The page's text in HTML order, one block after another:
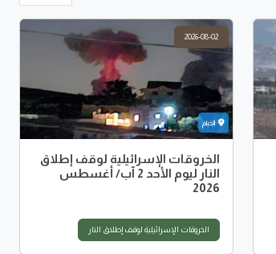
2026-08-02
الخيام
الخروقات الإسرائيلية لوقف إطلاق
النار ليوم الأحد 2 آب/ أغسطس
2026
الخروقات الإسرائيلية لوقف إطلاق النار